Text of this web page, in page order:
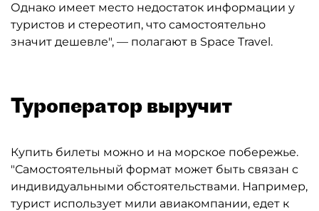
Однако имеет место недостаток информации у
туристов и стереотип, что самостоятельно
значит дешевле", — полагают в Space Travel.
Туроператор выручит
Купить билеты можно и на морское побережье.
"Самостоятельный формат может быть связан с
индивидуальными обстоятельствами. Например,
турист использует мили авиакомпании, едет к